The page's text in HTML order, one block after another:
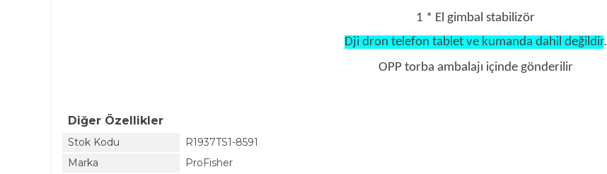
1 * El gimbal stabilizör
Dji dron telefon tablet ve kumanda dahil değildir.
OPP torba ambalajı içinde gönderilir
Diğer Özellikler
Stok Kodu
R1937TS1-8591
Marka
ProFisher